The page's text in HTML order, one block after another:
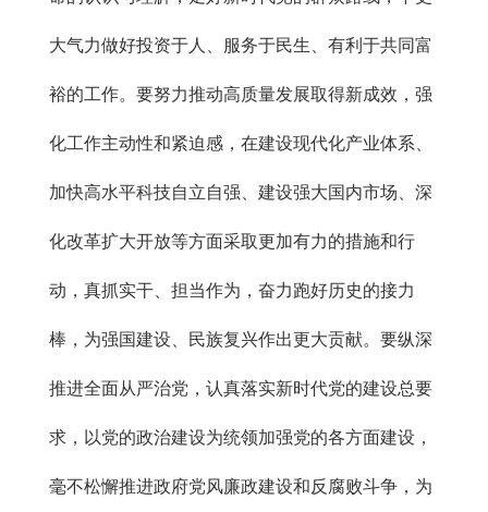
大气力做好投资于人、服务于民生、有利于共同富
裕的工作。要努力推动高质量发展取得新成效，强
化工作主动性和紧迫感，在建设现代化产业体系、
加快高水平科技自立自强、建设强大国内市场、深
化改革扩大开放等方面采取更加有力的措施和行
动，真抓实干、担当作为，奋力跑好历史的接力
棒，为强国建设、民族复兴作出更大贡献。要纵深
推进全面从严治党，认真落实新时代党的建设总要
求，以党的政治建设为统领加强党的各方面建设，
毫不松懈推进政府党风廉政建设和反腐败斗争，为